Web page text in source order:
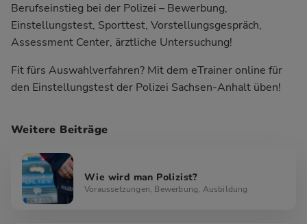
Berufseinstieg bei der Polizei – Bewerbung,
Einstellungstest, Sporttest, Vorstellungsgespräch,
Assessment Center, ärztliche Untersuchung!
Fit fürs Auswahlverfahren? Mit dem eTrainer online für
den Einstellungstest der Polizei Sachsen-Anhalt üben!
Weitere Beiträge
Wie wird man Polizist?
Voraussetzungen, Bewerbung, Ausbildung